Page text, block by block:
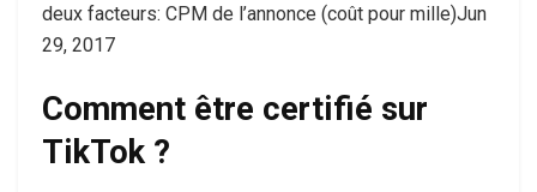
deux facteurs: CPM de l’annonce (coût pour mille)Jun
29, 2017
Comment être certifié sur
TikTok ?